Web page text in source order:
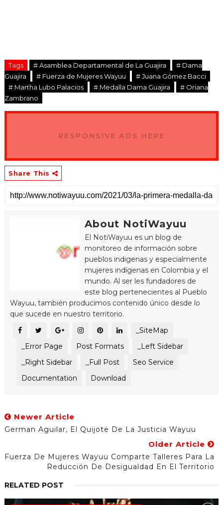
Tags # Asamblea Departamental de La Guajira
# Dama
Guajira
# Fuerza de Mujeres Wayuu
# Juana Gómez Bacci
# Martha Lubo Palacios
# Medalla Dama Guajira
# Oriana
Zambrano
RESPONSIVE ADS HERE
Share This
About NotiWayuu
El NotiWayuu es un blog de
monitoreo de información sobre
pueblos indigenas y especialmente
mujeres indígenas en Colombia y el
mundo. Al ser les fundadores de
este blog pertenecientes al Pueblo
Wayuu, también producimos contenido único desde lo
que sucede en nuestro territorio.
_SiteMap
_Error Page
Post Formats
_Left Sidebar
_Right Sidebar
_Full Post
Seo Service
Documentation
Download
Newer Article
German Aguilar, El Quijote De La Justicia Wayuu
Older Article
Fuerza De Mujeres Wayuu Comparte Talleres Para La
Reducción De Desigualdad En El Territorio
RELATED POST